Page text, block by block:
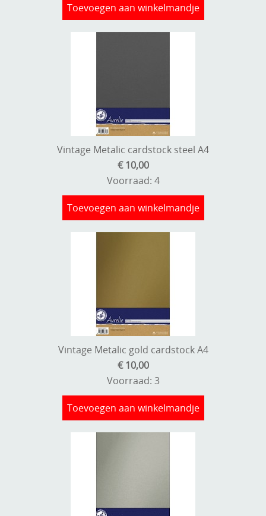
Toevoegen aan winkelmandje
Vintage Metalic cardstock steel A4
€ 10,00
Voorraad: 4
Toevoegen aan winkelmandje
Vintage Metalic gold cardstock A4
€ 10,00
Voorraad: 3
Toevoegen aan winkelmandje